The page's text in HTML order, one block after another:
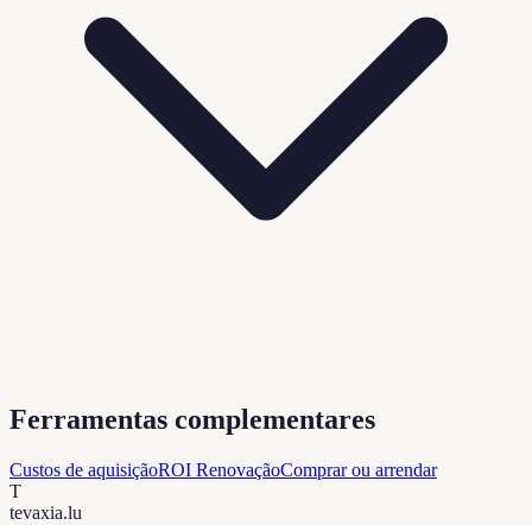
Ferramentas complementares
Custos de aquisiçãoROI RenovaçãoComprar ou arrendar
T
tevaxia.lu